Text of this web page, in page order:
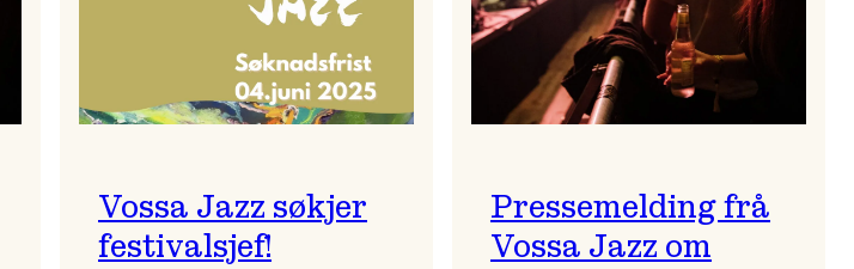
Vossa Jazz søkjer
festivalsjef!
Pressemelding frå
Vossa Jazz om